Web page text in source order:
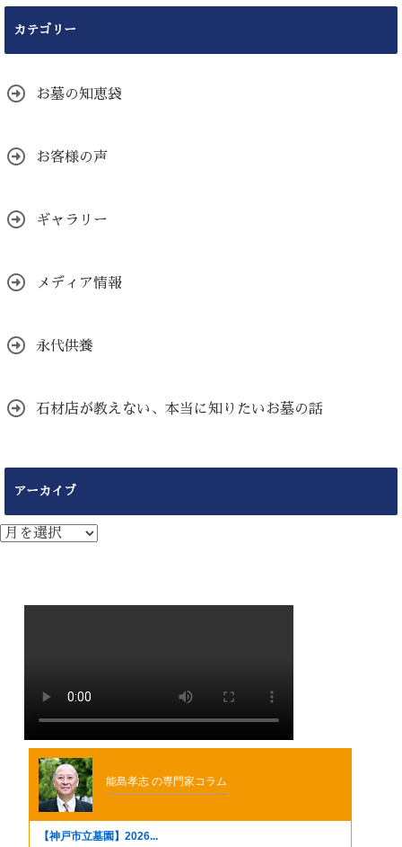
カテゴリー
お墓の知恵袋
お客様の声
ギャラリー
メディア情報
永代供養
石材店が教えない、本当に知りたいお墓の話
アーカイブ
ア
ー